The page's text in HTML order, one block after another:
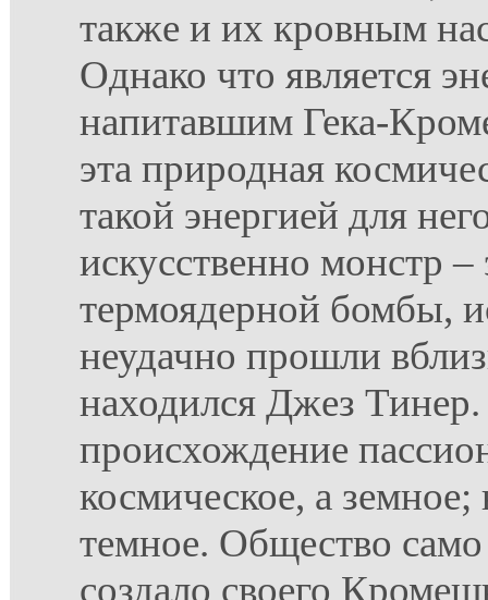
также и их кровным
Однако что является
напитавшим Гека-
эта природная
такой энергией для
искусственно монстр –
термоядерной бомбы,
неудачно прошли
находился Джез
происхождение
космическое, а земное;
темное. Общество само
создало своего